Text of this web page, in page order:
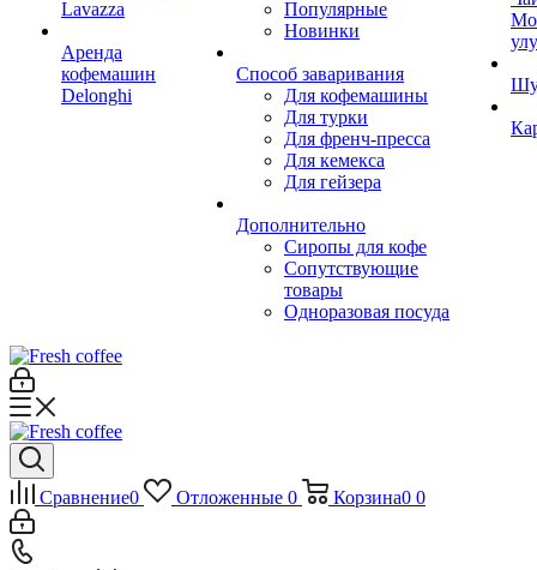
Lavazza
Аренда
кофемашин
Delonghi
Популярные
Новинки
Способ заваривания
Для кофемашины
Для турки
Для френч-пресса
Для кемекса
Для гейзера
Дополнительно
Сиропы для кофе
Сопутствующие
товары
Одноразовая посуда
Шу
Сравнение0 Отложенные 0 Корзина0 0